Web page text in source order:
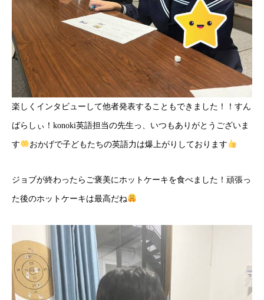
楽しくインタビューして他者発表することもできました！！すん
ばらしぃ！konoki英語担当の先生っ、いつもありがとうございま
す おかげで子どもたちの英語力は爆上がりしております
ジョブが終わったらご褒美にホットケーキを食べました！頑張っ
た後のホットケーキは最高だね